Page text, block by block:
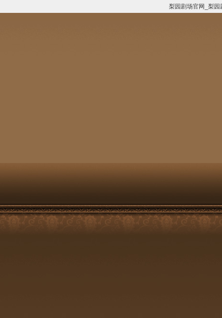
梨园剧场官网_梨